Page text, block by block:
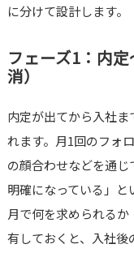
に分けて設計します。
フェーズ1：内
消）
内定が出てから入社
れます。月1回のフォ
の顔合わせなどを通
明確になっている」
月で何を求められる
有しておくと、入社後